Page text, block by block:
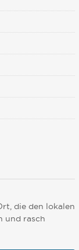
die den lokalen
und rasch